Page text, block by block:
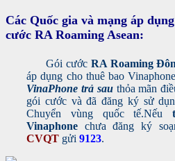
Các Quốc gia và mạng áp
cước RA Roaming Asean:
Gói cước RA Roaming
áp dụng cho thuê bao
VinaPhone trả sauthỏa mãn
gói cước và đã đăng ký sử
Chuyển vùng quốc tế.Nếu
Vinaphone chưa đăng ký
CVQT gửi 9123.